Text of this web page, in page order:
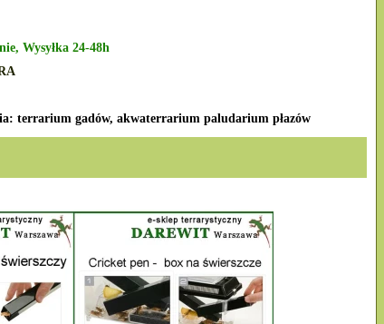
Wysyłka 24-48h
terrarium gadów, akwaterrarium paludarium płazów